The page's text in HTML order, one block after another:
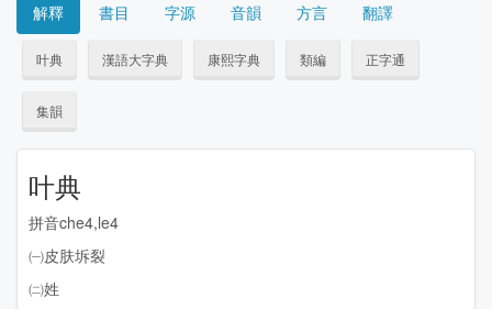
解釋 書目 字源 音韻 方言 翻譯
叶典 漢語大字典 康熙字典 類編 正字通
集韻
叶典
拼音che4,le4
㈠皮肤坼裂
㈡姓